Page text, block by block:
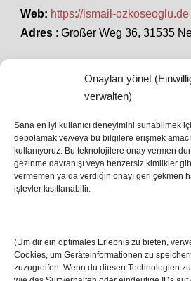
Onayları yönet
verwalten)
Sana en iyi kullanıcı deneyimini sunabilmek
depolamak ve/veya bu bilgilere erişmek
kullanıyoruz. Bu teknolojilere onay vermen
gezinme davranışı veya benzersiz kimlikler
vermemen ya da verdiğin onayı geri çekmen
işlevler kısıtlanabilir.
(Um dir ein optimales Erlebnis zu bieten,
Cookies, um Geräteinformationen zu
zuzugreifen. Wenn du diesen Technologien
Web: https://ismail-ozkoseoglu.de
Adres : Großer Weg 36, 31535
SON HABERLER
İstanbul’da Avrupa Ligi
Villa Boğaz’da Tarih
08 May 2026
17 Nis 2026